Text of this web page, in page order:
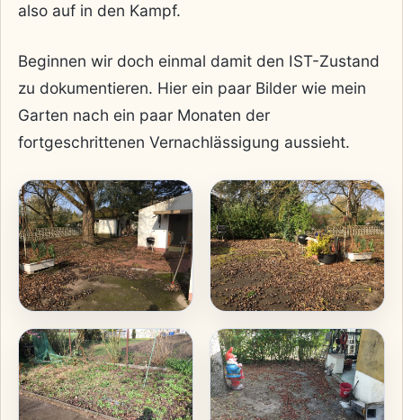
also auf in den Kampf.
Beginnen wir doch einmal damit den IST-Zustand
zu dokumentieren. Hier ein paar Bilder wie mein
Garten nach ein paar Monaten der
fortgeschrittenen Vernachlässigung aussieht.